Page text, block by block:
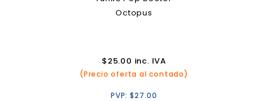
Octopus
$25.00 inc. IVA
(Precio oferta al contado)
PVP:$27.00